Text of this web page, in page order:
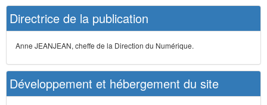
Directrice de la publication
Anne JEANJEAN, cheffe de la Direction du Numérique.
Développement et hébergement du site